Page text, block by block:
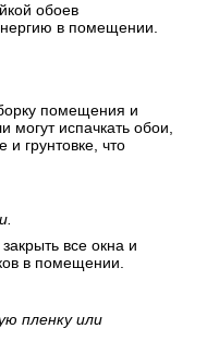
обоев
в помещении.
помещения и
могут испачкать обои,
и грунтовке, что
все окна и
в помещении.
пленку или